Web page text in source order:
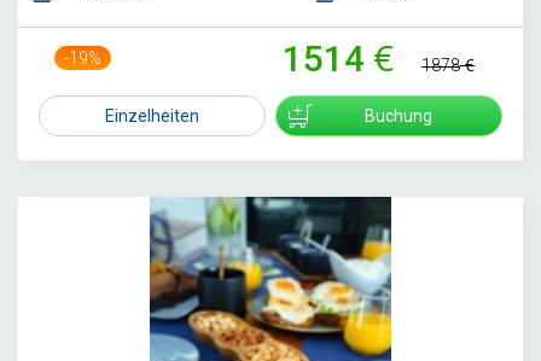
-19% 1514 1878
Einzelheiten Buchung